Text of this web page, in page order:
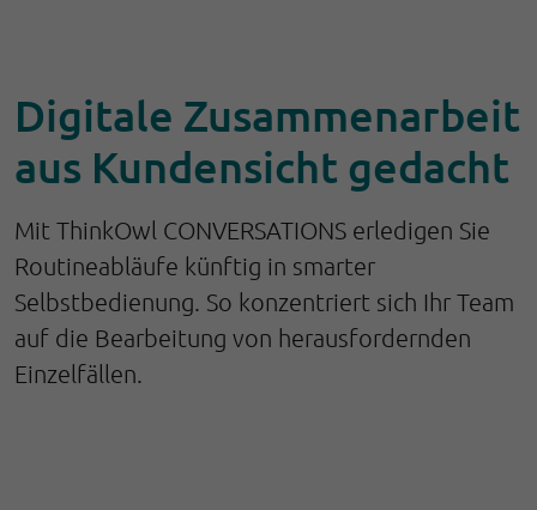
Digitale Zusammenarbeit
aus Kundensicht gedacht
Mit ThinkOwl CONVERSATIONS erledigen Sie
Routineabläufe künftig in smarter
Selbstbedienung. So konzentriert sich Ihr Team
auf die Bearbeitung von herausfordernden
Einzelfällen.